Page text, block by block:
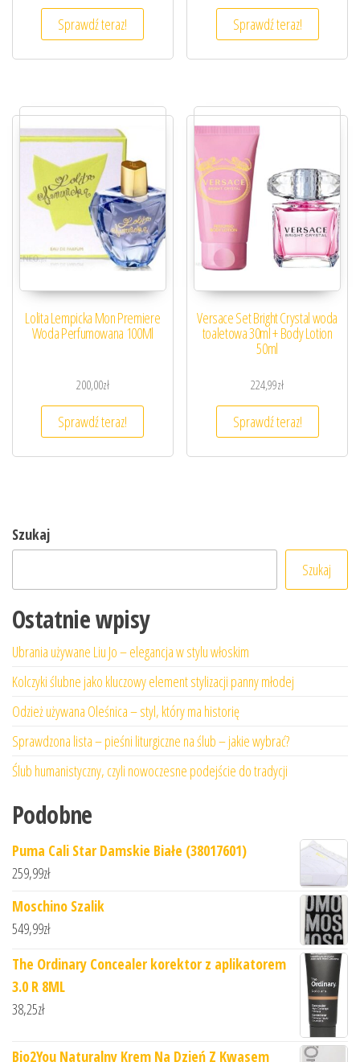
Sprawdź teraz! Sprawdź teraz!
Lolita Lempicka Mon Premiere
Woda Perfumowana 100Ml
200,00zł
Sprawdź teraz!
Versace Set Bright Crystal woda
toaletowa 30ml + Body Lotion
50ml
224,99zł
Sprawdź teraz!
Szukaj
Szukaj
Ostatnie wpisy
Ubrania używane Liu Jo – elegancja w stylu włoskim
Kolczyki ślubne jako kluczowy element stylizacji panny młodej
Odzież używana Oleśnica – styl, który ma historię
Sprawdzona lista – pieśni liturgiczne na ślub – jakie wybrać?
Ślub humanistyczny, czyli nowoczesne podejście do tradycji
Podobne
Puma Cali Star Damskie Białe (38017601)
259,99zł
Moschino Szalik
549,99zł
The Ordinary Concealer korektor z aplikatorem
3.0 R 8ML
38,25zł
Bio2You Naturalny Krem ​​Na Dzień Z Kwasem